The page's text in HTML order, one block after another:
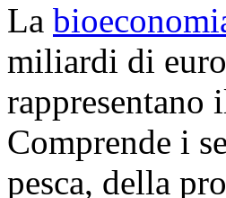
La
miliardi di
rappresentano
Comprende i
pesca, della